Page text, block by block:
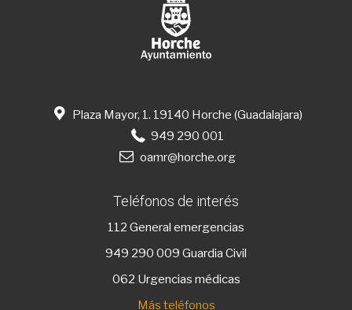
Plaza Mayor, 1. 19140 Horche (Guadalajara)
949 290 001
oamr@horche.org
Teléfonos de interés
112 General emergencias
949 290 009 Guardia Civil
062 Urgencias médicas
Más teléfonos